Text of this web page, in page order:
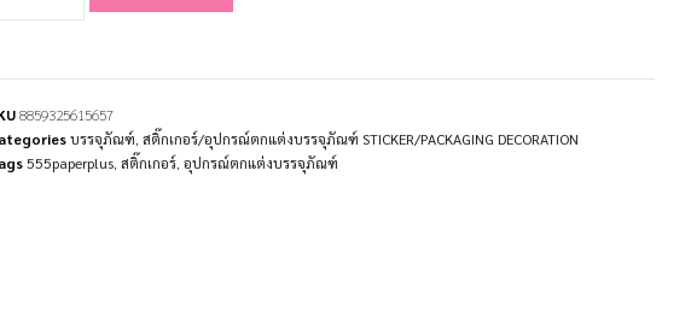
8859325615657
บรรจุภัณฑ์ สติ๊กเกอร์/อุปกรณ์ตกแต่งบรรจุภัณฑ์ STICKER/PACKAGING DECORATION
555paperplus, สติ๊กเกอร์, อุปกรณ์ตกแต่งบรรจุภัณฑ์